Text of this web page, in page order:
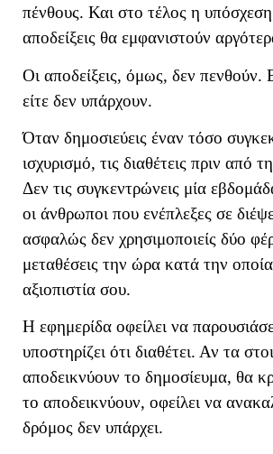
πένθους. Και στο τέλος η υπόσχεση
αποδείξεις θα εμφανιστούν
Οι αποδείξεις, όμως, δεν πενθούν.
είτε δεν υπάρχουν.
Όταν δημοσιεύεις έναν τόσο
ισχυρισμό, τις διαθέτεις πριν από
Δεν τις συγκεντρώνεις μία
οι άνθρωποι που ενέπλεξες σε
ασφαλώς δεν χρησιμοποιείς δύο
μεταθέσεις την ώρα κατά την
αξιοπιστία σου.
Η εφημερίδα οφείλει να
υποστηρίζει ότι διαθέτει. Αν τα
αποδεικνύουν το δημοσίευμα, θα
το αποδεικνύουν, οφείλει να
δρόμος δεν υπάρχει.